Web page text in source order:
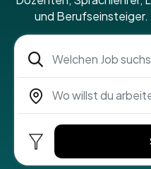
und Berufseinsteiger.